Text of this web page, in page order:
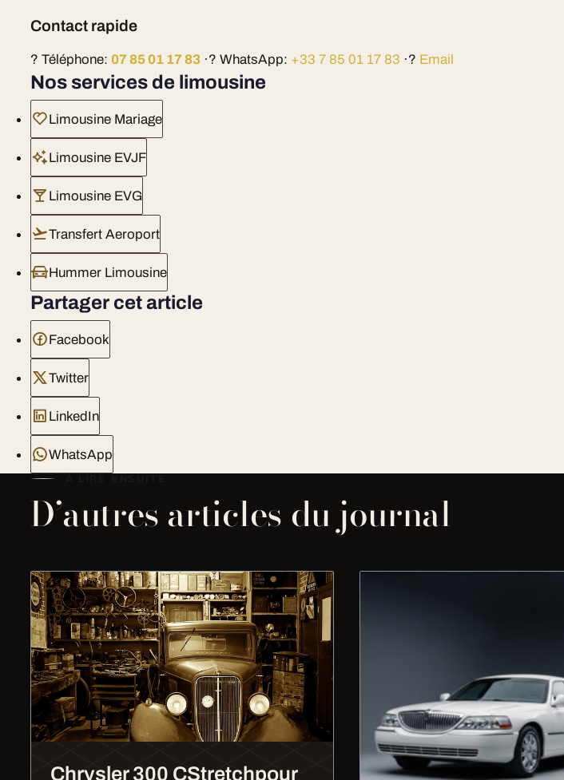
Contact rapide
? Téléphone:07 85 01 17 83 ·? WhatsApp: +33 7 85 01 17 83 ·? Email
Nos services de limousine
Limousine Mariage
Limousine EVJF
Limousine EVG
Transfert Aeroport
Hummer Limousine
Partager cet article
Facebook
Twitter
LinkedIn
WhatsApp
D’autres articles du journal
Chrysler 300 CStretchpour